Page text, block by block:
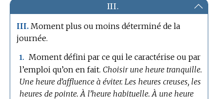
III.
III. Moment plus ou moins déterminé de la
journée.
1.
Moment défini par ce qui le caractérise ou par
l’emploi qu’on en fait. Choisir une heure tranquille.
Une heure d’affluence à éviter. Les heures creuses, les
heures de pointe. À l’heure habituelle. À une heure